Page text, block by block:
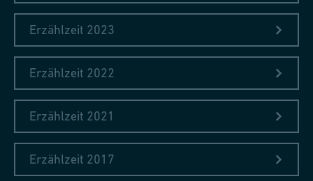
Erzählzeit 2023
Erzählzeit 2022
Erzählzeit 2021
Erzählzeit 2017